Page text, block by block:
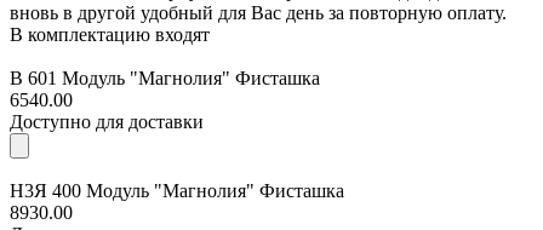
вновь в другой удобный для Вас день за повторную оплату.
В комплектацию входят
В 601 Модуль "Магнолия" Фисташка
6540.00
Доступно для доставки
Н3Я 400 Модуль "Магнолия" Фисташка
8930.00